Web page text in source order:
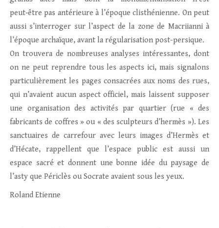
peut‑être pas antérieure à l’époque clisthénienne. On peut
aussi s’interroger sur l’aspect de la zone de Macriianni à
l’époque archaïque, avant la régularisation post-persique.
On trouvera de nombreuses analyses intéressantes, dont
on ne peut reprendre tous les aspects ici, mais signalons
particulièrement les pages consacrées aux noms des rues,
qui n’avaient aucun aspect officiel, mais laissent supposer
une organisation des activités par quartier (rue « des
fabricants de coffres » ou « des sculpteurs d’hermès »). Les
sanctuaires de carrefour avec leurs images d’Hermès et
d’Hécate, rappellent que l’espace public est aussi un
espace sacré et donnent une bonne idée du paysage de
l’asty que Périclès ou Socrate avaient sous les yeux.
Roland Etienne